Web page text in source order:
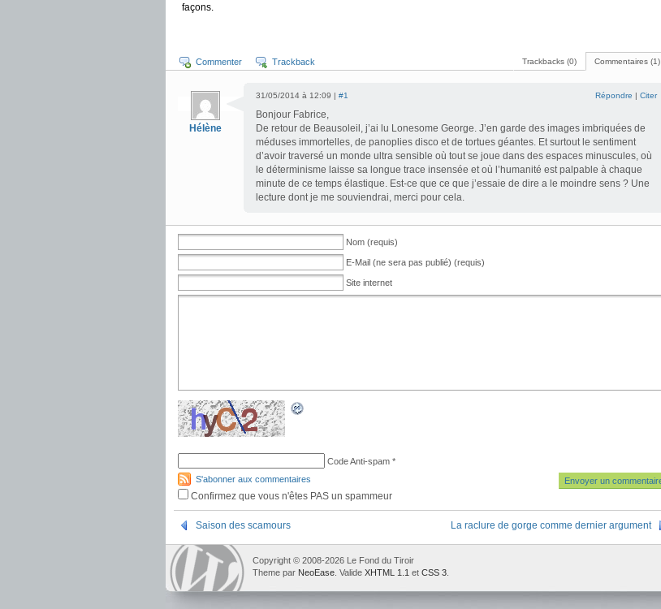
façons.
Commentaires (1)
Trackbacks (0)
Commenter Trackback
Hélène
31/05/2014 à 12:09 | #1 Répondre | Citer
Bonjour Fabrice,
De retour de Beausoleil, j’ai lu Lonesome George. J’en garde des images imbriquées de
méduses immortelles, de panoplies disco et de tortues géantes. Et surtout le sentiment
d’avoir traversé un monde ultra sensible où tout se joue dans des espaces minuscules, où
le déterminisme laisse sa longue trace insensée et où l’humanité est palpable à chaque
minute de ce temps élastique. Est-ce que ce que j’essaie de dire a le moindre sens ? Une
lecture dont je me souviendrai, merci pour cela.
Nom (requis)
E-Mail (ne sera pas publié) (requis)
Site internet
Code Anti-spam *
S'abonner aux commentaires
Confirmez que vous n'êtes PAS un spammeur
Saison des scamours La raclure de gorge comme dernier argument
Copyright © 2008-2026 Le Fond du Tiroir
Theme par NeoEase . Valide XHTML 1.1 et CSS 3